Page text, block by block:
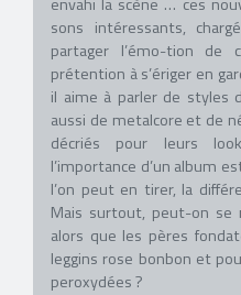
sons intéressants,
partager l’émo-tion
prétention à s’ériger en
il aime à parler de styles
aussi de metalcore et de
décriés pour leurs
l’importance d’un album
l’on peut en tirer, la
Mais surtout, peut-on se
alors que les pères
leggins rose bonbon et
peroxydées ?